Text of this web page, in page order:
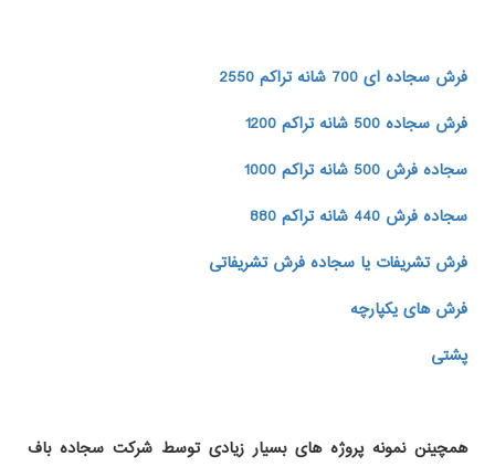
فرش سجاده ای 700 شانه تراکم 2550
فرش سجاده 500 شانه تراکم 1200
سجاده فرش 500 شانه تراکم 1000
سجاده فرش 440 شانه تراکم 880
فرش تشریفات یا سجاده فرش تشریفاتی
فرش های یکپارچه
پشتی
همچینننمونه پروژه های بسیار زیادی توسط شرکت سجاده باف